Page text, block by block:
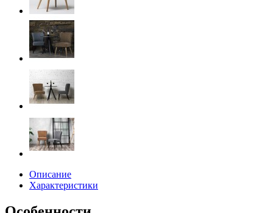
Описание
Характеристики